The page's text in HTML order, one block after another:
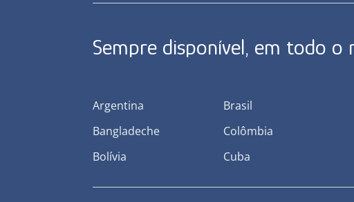
Sempre disponível, em todo o
Argentina
Bangladeche
Bolívia
Brasil
Colômbia
Cuba